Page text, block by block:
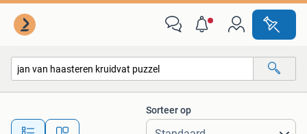
Alle afstanden…
Sorteer op